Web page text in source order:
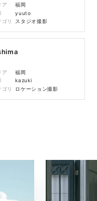
ア
福岡
yuuto
ゴリ
スタジオ撮影
ア
福岡
kazuki
ゴリ
ロケーション撮影